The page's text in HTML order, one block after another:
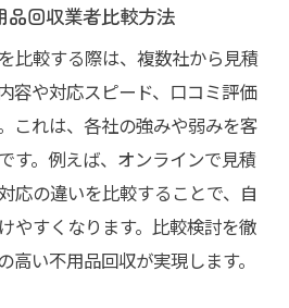
けるべき危険業者の特徴
品回収業者の見極め方
きる不用品回収の選び方
加料金トラブルを防ぐ方法
収業者を見分けるサイン
時の注意点と対策を解説
不用品回収の違いを知る
品回収業者比較方法
比較する際は、複数社から見積
容や対応スピード、口コミ評価
これは、各社の強みや弱みを客
す。例えば、オンラインで見積
応の違いを比較することで、自
やすくなります。比較検討を徹
高い不用品回収が実現します。